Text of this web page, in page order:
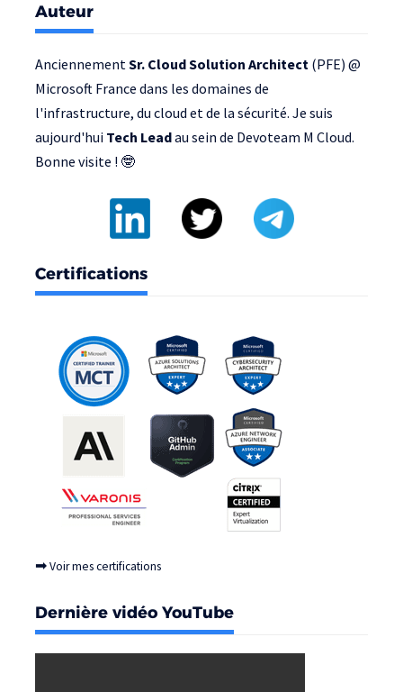
Auteur
Anciennement Sr. Cloud Solution Architect (PFE) @
Microsoft France dans les domaines de
l'infrastructure, du cloud et de la sécurité. Je suis
aujourd'hui Tech Leadau sein de Devoteam M Cloud.
Bonne visite ! 🤓
Certifications
➡Voir mes certifications
Dernière vidéo YouTube